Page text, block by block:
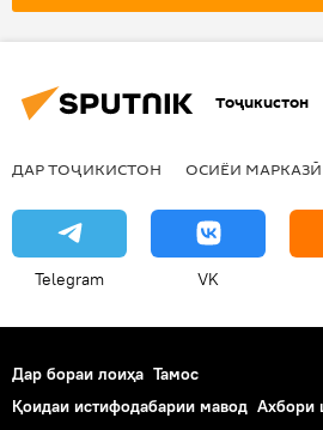
Тоҷикистон
ДАР ТОҶИКИСТОН ОСИЁИ МАРКАЗӢ
Telegram VK
Дар бораи лоиҳа Тамос
Қоидаи истифодабарии мавод Ахбори